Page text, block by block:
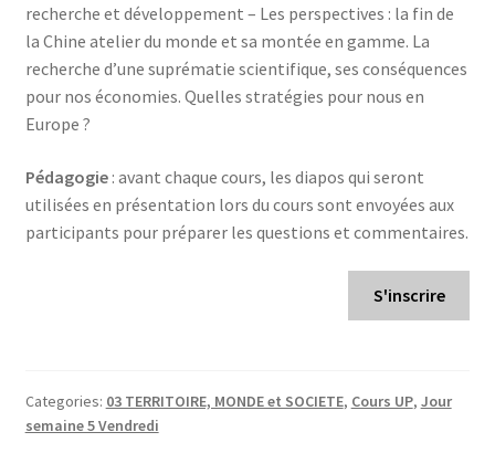
recherche et développement – Les perspectives : la fin de
la Chine atelier du monde et sa montée en gamme. La
recherche d’une suprématie scientifique, ses conséquences
pour nos économies. Quelles stratégies pour nous en
Europe ?
Pédagogie : avant chaque cours, les diapos qui seront
utilisées en présentation lors du cours sont envoyées aux
participants pour préparer les questions et commentaires.
S'inscrire
Categories: 03 TERRITOIRE, MONDE et SOCIETE, Cours UP, Jour
semaine 5 Vendredi